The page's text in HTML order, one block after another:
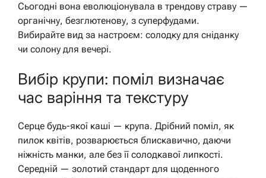
Сьогодні вона еволюціонувала в трендову страву —
органічну, безглютенову, з суперфудами.
Вибирайте вид за настроєм: солодку для сніданку
чи солону для вечері.
Вибір крупи: поміл визначає
час варіння та текстуру
Серце будь-якої каші — крупа. Дрібний поміл, як
пилок квітів, розварюється блискавично, даючи
ніжність манки, але без її солодкавої липкості.
Середній — золотий стандарт для щоденного